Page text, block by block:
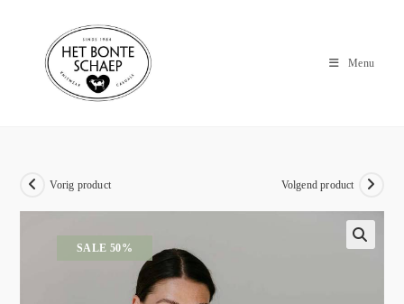
Menu
SALE 50%
Vorig product Volgend product